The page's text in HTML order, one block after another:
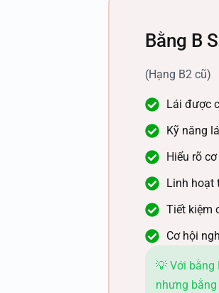
Bằng B
(Hạng B2 cũ)
Lái được
Kỹ năng
Hiểu rõ
Linh hoạt
Tiết kiệm
Cơ hội
💡 Với bằng
nhưng